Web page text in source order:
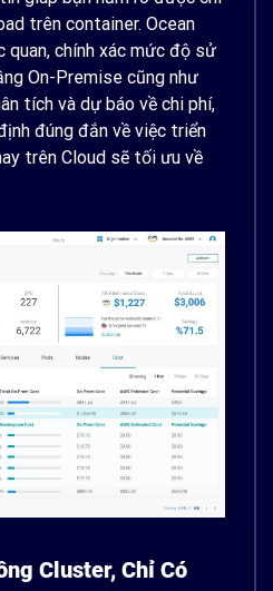
trên container. Ocean
chính xác mức độ sử
On-Premise cũng như
tích và dự báo về chi phí,
đúng đắn về việc triển
trên Cloud sẽ tối ưu về
Cluster, Chỉ Có